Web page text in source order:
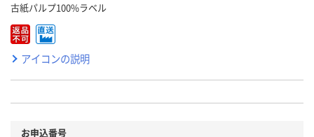
古紙パルプ100%ラベル
アイコンの説明
お申込番号